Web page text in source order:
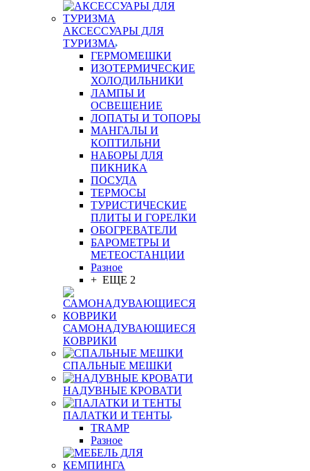
АКСЕССУАРЫ ДЛЯ
ТУРИЗМА
ГЕРМОМЕШКИ
ИЗОТЕРМИЧЕСКИЕ
ХОЛОДИЛЬНИКИ
ЛАМПЫ И
ОСВЕЩЕНИЕ
ЛОПАТЫ И ТОПОРЫ
МАНГАЛЫ И
КОПТИЛЬНИ
НАБОРЫ ДЛЯ
ПИКНИКА
ПОСУДА
ТЕРМОСЫ
ТУРИСТИЧЕСКИЕ
ПЛИТЫ И ГОРЕЛКИ
ОБОГРЕВАТЕЛИ
БАРОМЕТРЫ И
МЕТЕОСТАНЦИИ
Разное
+ ЕЩЕ 2
САМОНАДУВАЮЩИЕСЯ
КОВРИКИ
СПАЛЬНЫЕ МЕШКИ
НАДУВНЫЕ КРОВАТИ
ПАЛАТКИ И ТЕНТЫ
TRAMP
Разное